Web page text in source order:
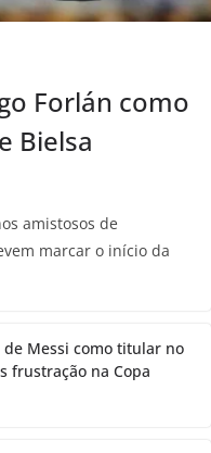
Forlán como
Bielsa
amistosos de
marcar o início da
de Messi como titular no
frustração na Copa